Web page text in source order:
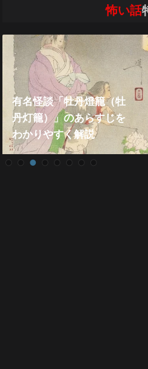
怖い話
日本の有名古典怪談「皿
屋敷」のあらすじをわか
りやすく解説